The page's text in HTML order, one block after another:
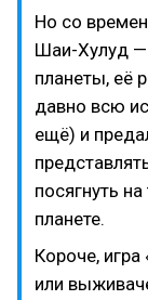
Но со
Шаи-Хулуд —
планеты, её
давно всю
ещё) и
посягнуть
планете.
Короче,
или